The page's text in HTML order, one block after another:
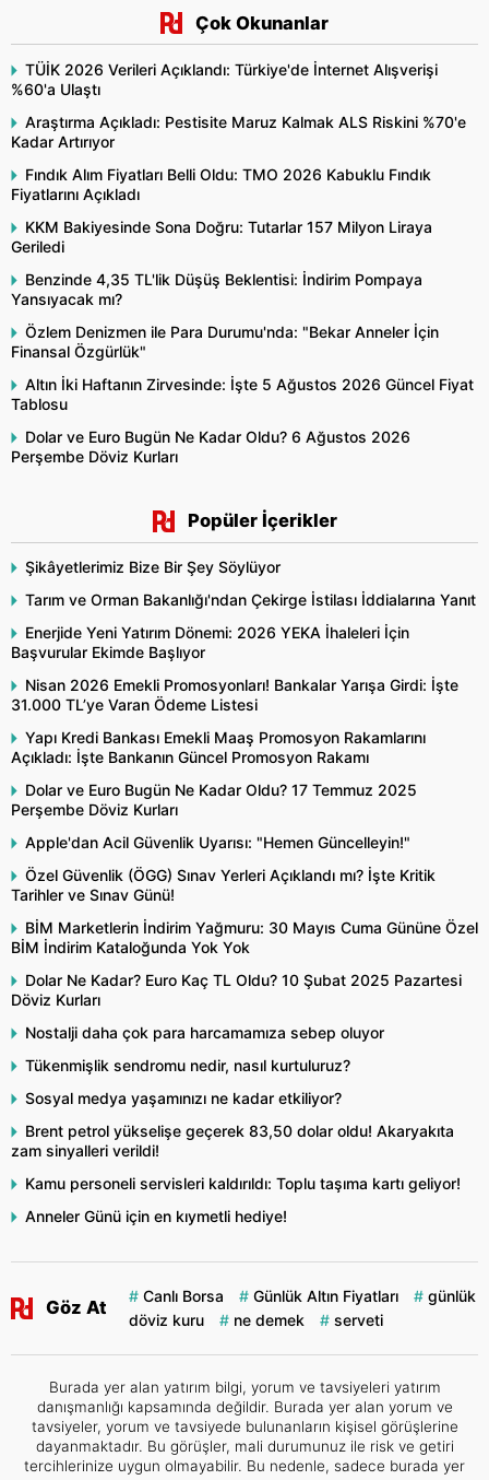
Çok Okunanlar
TÜİK 2026 Verileri Açıklandı: Türkiye'de İnternet Alışverişi
%60'a Ulaştı
Araştırma Açıkladı: Pestisite Maruz Kalmak ALS Riskini %70'e
Kadar Artırıyor
Fındık Alım Fiyatları Belli Oldu: TMO 2026 Kabuklu Fındık
Fiyatlarını Açıkladı
KKM Bakiyesinde Sona Doğru: Tutarlar 157 Milyon Liraya
Geriledi
Benzinde 4,35 TL'lik Düşüş Beklentisi: İndirim Pompaya
Yansıyacak mı?
Özlem Denizmen ile Para Durumu'nda: "Bekar Anneler İçin
Finansal Özgürlük"
Altın İki Haftanın Zirvesinde: İşte 5 Ağustos 2026 Güncel Fiyat
Tablosu
Dolar ve Euro Bugün Ne Kadar Oldu? 6 Ağustos 2026
Perşembe Döviz Kurları
Popüler İçerikler
Şikâyetlerimiz Bize Bir Şey Söylüyor
Tarım ve Orman Bakanlığı'ndan Çekirge İstilası İddialarına Yanıt
Enerjide Yeni Yatırım Dönemi: 2026 YEKA İhaleleri İçin
Başvurular Ekimde Başlıyor
Nisan 2026 Emekli Promosyonları! Bankalar Yarışa Girdi: İşte
31.000 TL’ye Varan Ödeme Listesi
Yapı Kredi Bankası Emekli Maaş Promosyon Rakamlarını
Açıkladı: İşte Bankanın Güncel Promosyon Rakamı
Dolar ve Euro Bugün Ne Kadar Oldu? 17 Temmuz 2025
Perşembe Döviz Kurları
Apple'dan Acil Güvenlik Uyarısı: "Hemen Güncelleyin!"
Özel Güvenlik (ÖGG) Sınav Yerleri Açıklandı mı? İşte Kritik
Tarihler ve Sınav Günü!
BİM Marketlerin İndirim Yağmuru: 30 Mayıs Cuma Gününe Özel
BİM İndirim Kataloğunda Yok Yok
Dolar Ne Kadar? Euro Kaç TL Oldu? 10 Şubat 2025 Pazartesi
Döviz Kurları
Nostalji daha çok para harcamamıza sebep oluyor
Tükenmişlik sendromu nedir, nasıl kurtuluruz?
Sosyal medya yaşamınızı ne kadar etkiliyor?
Brent petrol yükselişe geçerek 83,50 dolar oldu! Akaryakıta
zam sinyalleri verildi!
Kamu personeli servisleri kaldırıldı: Toplu taşıma kartı geliyor!
Anneler Günü için en kıymetli hediye!
Göz At
Canlı Borsa Günlük Altın Fiyatları
günlük
döviz kuru
ne demek serveti
Burada yer alan yatırım bilgi, yorum ve tavsiyeleri yatırım
danışmanlığı kapsamında değildir. Burada yer alan yorum ve
tavsiyeler, yorum ve tavsiyede bulunanların kişisel görüşlerine
dayanmaktadır. Bu görüşler, mali durumunuz ile risk ve getiri
tercihlerinize uygun olmayabilir. Bu nedenle, sadece burada yer